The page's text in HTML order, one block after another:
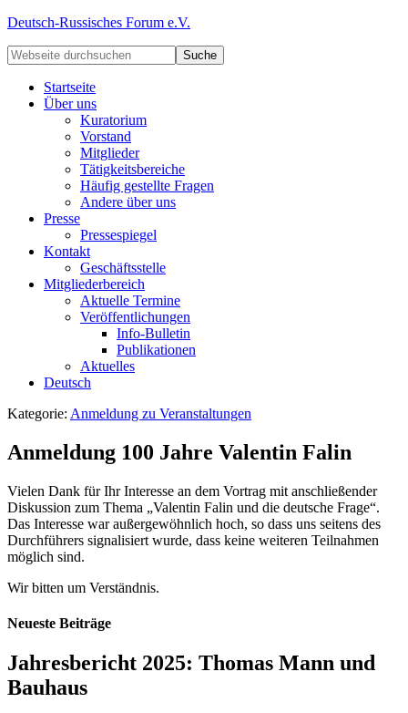
Deutsch-Russisches Forum e.V.
Startseite
Über uns
Kuratorium
Vorstand
Mitglieder
Tätigkeitsbereiche
Häufig gestellte Fragen
Andere über uns
Presse
Pressespiegel
Kontakt
Geschäftsstelle
Mitgliederbereich
Aktuelle Termine
Veröffentlichungen
Info-Bulletin
Publikationen
Aktuelles
Deutsch
Kategorie: Anmeldung zu Veranstaltungen
Anmeldung 100 Jahre Valentin Falin
Vielen Dank für Ihr Interesse an dem Vortrag mit anschließender
Diskussion zum Thema „Valentin Falin und die deutsche Frage“.
Das Interesse war außergewöhnlich hoch, so dass uns seitens des
Durchführers signalisiert wurde, dass keine weiteren Teilnahmen
möglich sind.
Wir bitten um Verständnis.
Neueste Beiträge
Jahresbericht 2025: Thomas Mann und
Bauhaus